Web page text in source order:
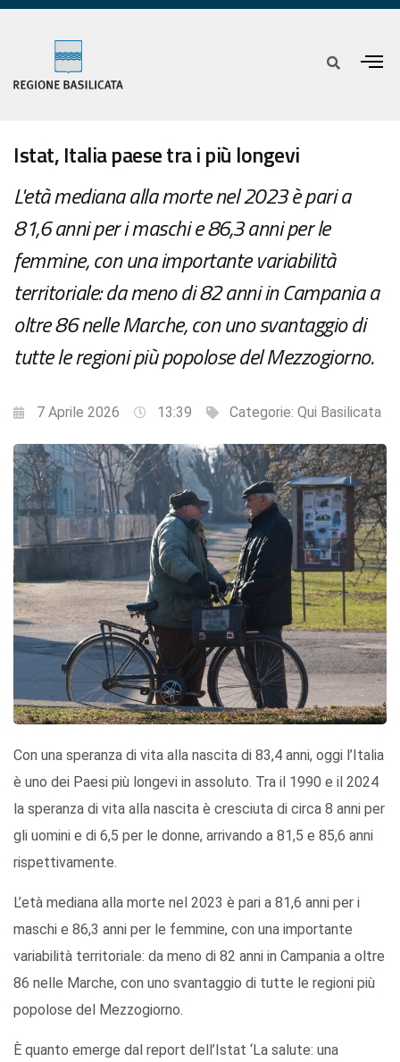
Istat, Italia paese tra i più longevi
L'età mediana alla morte nel 2023 è pari a
81,6 anni per i maschi e 86,3 anni per le
femmine, con una importante variabilità
territoriale: da meno di 82 anni in Campania a
oltre 86 nelle Marche, con uno svantaggio di
tutte le regioni più popolose del Mezzogiorno.
7 Aprile 2026 13:39 Categorie: Qui Basilicata
Con una speranza di vita alla nascita di 83,4 anni, oggi l’Italia
è uno dei Paesi più longevi in assoluto. Tra il 1990 e il 2024
la speranza di vita alla nascita è cresciuta di circa 8 anni per
gli uomini e di 6,5 per le donne, arrivando a 81,5 e 85,6 anni
rispettivamente.
L’età mediana alla morte nel 2023 è pari a 81,6 anni per i
maschi e 86,3 anni per le femmine, con una importante
variabilità territoriale: da meno di 82 anni in Campania a oltre
86 nelle Marche, con uno svantaggio di tutte le regioni più
popolose del Mezzogiorno.
È quanto emerge dal report dell’Istat ‘La salute: una